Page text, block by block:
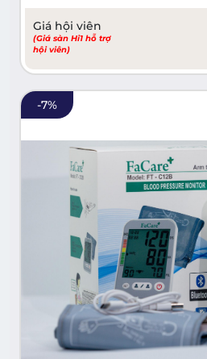
Giá hội viên
(Giá sàn Hi1 hỗ trợ
hội viên)
-7%